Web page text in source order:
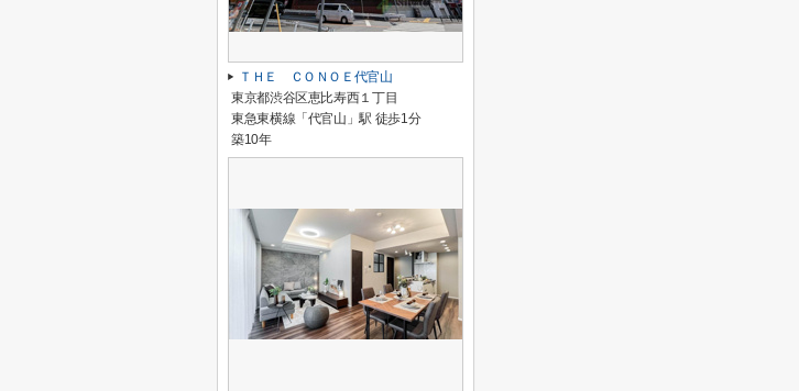
ＴＨＥ ＣＯＮＯＥ代官山
東京都渋谷区恵比寿西１丁目
東急東横線「代官山」駅 徒歩1分
築10年